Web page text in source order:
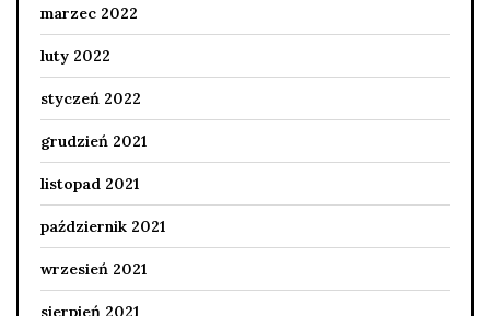
marzec 2022
luty 2022
styczeń 2022
grudzień 2021
listopad 2021
październik 2021
wrzesień 2021
sierpień 2021